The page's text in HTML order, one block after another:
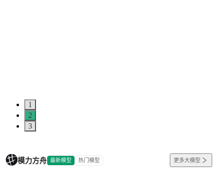
1
2
3
模力方舟 最新模型 热门模型 更多大模型